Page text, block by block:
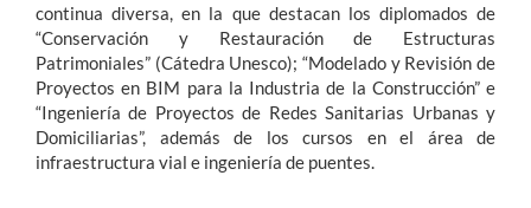
continua diversa, en la que destacan los diplomados de
“Conservación y Restauración de Estructuras
Patrimoniales” (Cátedra Unesco); “Modelado y Revisión de
Proyectos en BIM para la Industria de la Construcción” e
“Ingeniería de Proyectos de Redes Sanitarias Urbanas y
Domiciliarias”, además de los cursos en el área de
infraestructura vial e ingeniería de puentes.